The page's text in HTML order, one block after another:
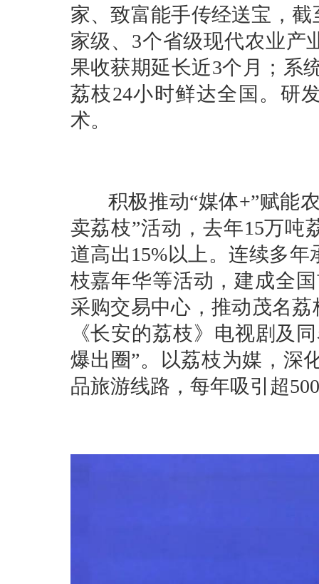
家、致富能手传经送宝，
家级、3个省级现代农业产
果收获期延长近3个月；系
荔枝24小时鲜达全国。研
术。
积极推动“媒体+”赋能农
卖荔枝”活动，去年15万吨
道高出15%以上。连续多
枝嘉年华等活动，建成全
采购交易中心，推动茂名
《长安的荔枝》电视剧及
爆出圈”。以荔枝为媒，深
品旅游线路，每年吸引超